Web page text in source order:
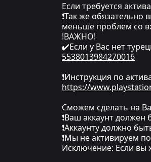
Если требуется
❗Так же
меньше проблем со
!ВАЖНО!
✔️Если у Вас нет
5538013984270016
❗Инструкция по
https://
Сможем сделать на
❗Ваш аккаунт
❗Аккаунту должно
❗Мы не активируем
Исключение: Если вы